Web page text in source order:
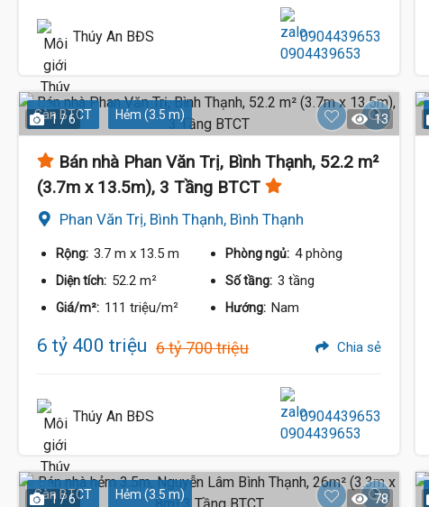
Thúy An BĐS 0904439653
Sàn BTCT Hẻm (3.5 m)
1 / 6 13
Bán nhà Phan Văn Trị, Bình Thạnh, 52.2 m²
(3.7m x 13.5m), 3 Tầng BTCT
Phan Văn Trị, Bình Thạnh, Bình Thạnh
Rộng: 3.7 m x 13.5 m Phòng ngủ: 4 phòng
Diện tích: 52.2 m² Số tầng: 3 tầng
Giá/m²: 111 triệu/m² Hướng: Nam
6 tỷ 400 triệu 6 tỷ 700 triệu Chia sẻ
Thúy An BĐS 0904439653
Sàn BTCT Hẻm (3.5 m)
1 / 6 78